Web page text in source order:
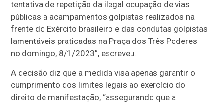
tentativa de repetição da ilegal ocupação de vias
públicas a acampamentos golpistas realizados na
frente do Exército brasileiro e das condutas golpistas
lamentáveis praticadas na Praça dos Três Poderes
no domingo, 8/1/2023”, escreveu.
A decisão diz que a medida visa apenas garantir o
cumprimento dos limites legais ao exercício do
direito de manifestação, “assegurando que a